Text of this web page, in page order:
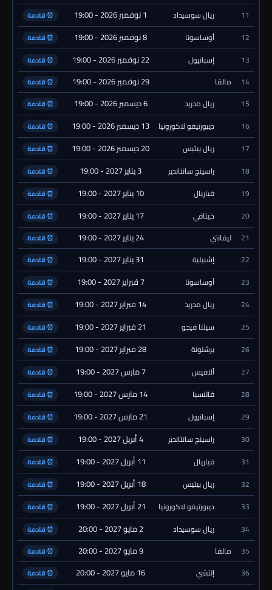
11 ريال سوسيداد 1 نوفمبر 2026 - 19:00 ⏰ قادمة
12 أوساسونا 8 نوفمبر 2026 - 19:00 ⏰ قادمة
13 إسبانيول 22 نوفمبر 2026 - 19:00 ⏰ قادمة
14 مالقا 29 نوفمبر 2026 - 19:00 ⏰ قادمة
15 ريال مدريد 6 ديسمبر 2026 - 19:00 ⏰ قادمة
16 ديبورتيفو لاكورونيا 13 ديسمبر 2026 - 19:00 ⏰ قادمة
17 ريال بيتيس 20 ديسمبر 2026 - 19:00 ⏰ قادمة
18 راسينج سانتاندير 3 يناير 2027 - 19:00 ⏰ قادمة
19 فياريال 10 يناير 2027 - 19:00 ⏰ قادمة
20 خيتافي 17 يناير 2027 - 19:00 ⏰ قادمة
21 ليفانتي 24 يناير 2027 - 19:00 ⏰ قادمة
22 إشبيلية 31 يناير 2027 - 19:00 ⏰ قادمة
23 أوساسونا 7 فبراير 2027 - 19:00 ⏰ قادمة
24 ريال مدريد 14 فبراير 2027 - 19:00 ⏰ قادمة
25 سيلتا فيجو 21 فبراير 2027 - 19:00 ⏰ قادمة
26 برشلونة 28 فبراير 2027 - 19:00 ⏰ قادمة
27 ألافيس 7 مارس 2027 - 19:00 ⏰ قادمة
28 فالنسيا 14 مارس 2027 - 19:00 ⏰ قادمة
29 إسبانيول 21 مارس 2027 - 19:00 ⏰ قادمة
30 راسينج سانتاندير 4 أبريل 2027 - 19:00 ⏰ قادمة
31 فياريال 11 أبريل 2027 - 19:00 ⏰ قادمة
32 ريال بيتيس 18 أبريل 2027 - 19:00 ⏰ قادمة
33 ديبورتيفو لاكورونيا 21 أبريل 2027 - 19:00 ⏰ قادمة
34 ريال سوسيداد 2 مايو 2027 - 20:00 ⏰ قادمة
35 مالقا 9 مايو 2027 - 20:00 ⏰ قادمة
36 إلتشي 16 مايو 2027 - 20:00 ⏰ قادمة